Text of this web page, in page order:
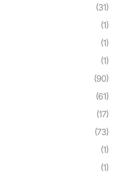
(31)
(1)
(1)
(1)
(90)
(61)
(17)
(73)
(1)
(1)